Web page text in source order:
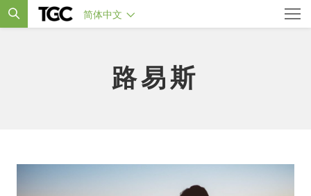
简体中文
路易斯